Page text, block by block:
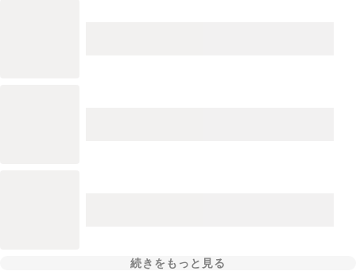
続きをもっと見る